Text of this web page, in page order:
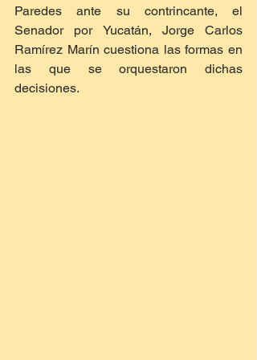
Paredes ante su contrincante, el
Senador por Yucatán, Jorge Carlos
Ramírez Marín cuestiona las formas en
las que se orquestaron dichas
decisiones.